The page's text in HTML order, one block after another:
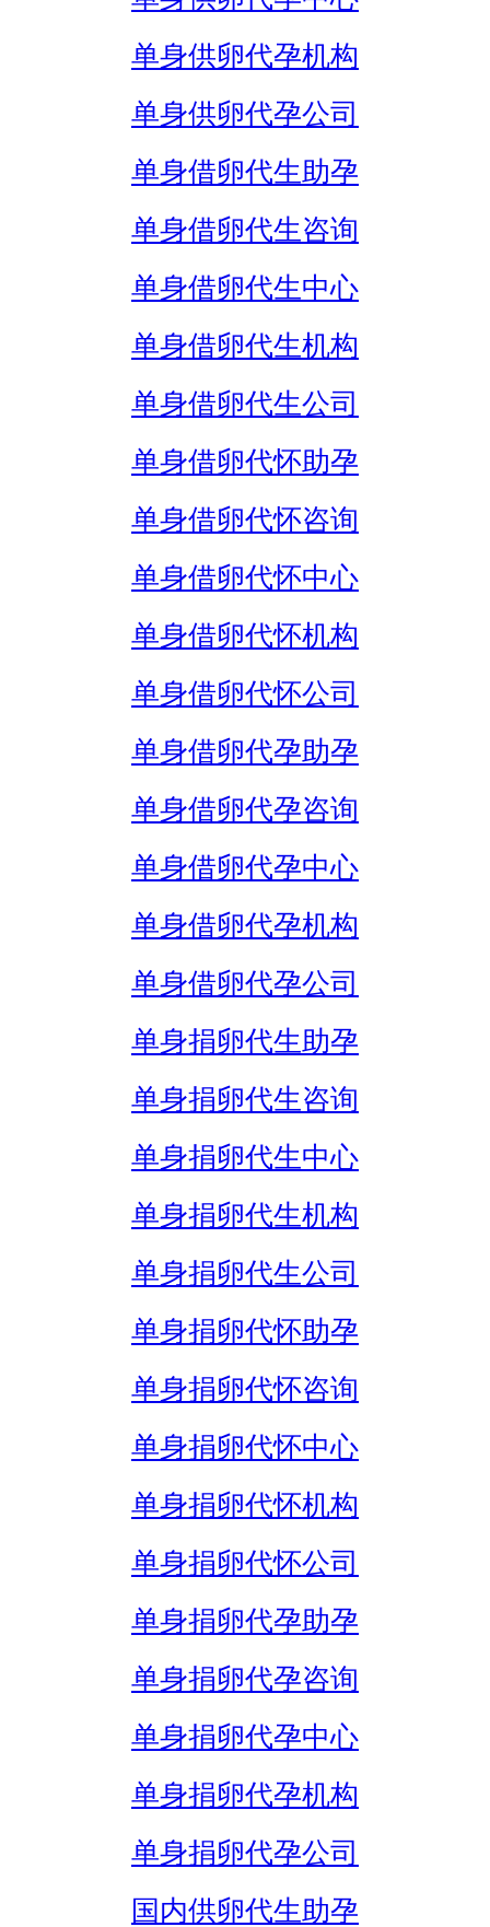
单身供卵代孕机构
单身供卵代孕公司
单身借卵代生助孕
单身借卵代生咨询
单身借卵代生中心
单身借卵代生机构
单身借卵代生公司
单身借卵代怀助孕
单身借卵代怀咨询
单身借卵代怀中心
单身借卵代怀机构
单身借卵代怀公司
单身借卵代孕助孕
单身借卵代孕咨询
单身借卵代孕中心
单身借卵代孕机构
单身借卵代孕公司
单身捐卵代生助孕
单身捐卵代生咨询
单身捐卵代生中心
单身捐卵代生机构
单身捐卵代生公司
单身捐卵代怀助孕
单身捐卵代怀咨询
单身捐卵代怀中心
单身捐卵代怀机构
单身捐卵代怀公司
单身捐卵代孕助孕
单身捐卵代孕咨询
单身捐卵代孕中心
单身捐卵代孕机构
单身捐卵代孕公司
国内供卵代生助孕